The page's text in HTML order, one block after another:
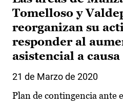
Tomelloso y
reorganizan su
responder al
asistencial a
21 de Marzo de 2020
Plan de contingencia ante